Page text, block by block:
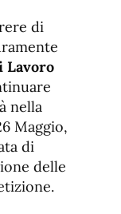
di
Lavoro
nella
Maggio,
di
delle